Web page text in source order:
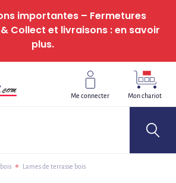
importantes – Fermetures
Collect et livraisons : en savoir
plus.
Me connecter Mon chariot
Lames de terrasse bois